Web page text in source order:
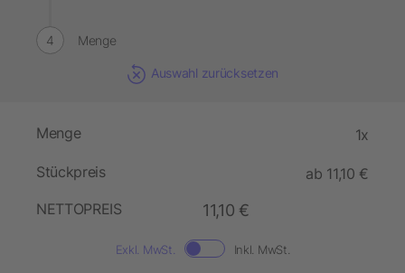
Menge
Auswahl zurücksetzen
Menge 1x
Stückpreis
ab 11,10 €
NETTOPREIS
11,10 €
Exkl. MwSt. Inkl. MwSt.